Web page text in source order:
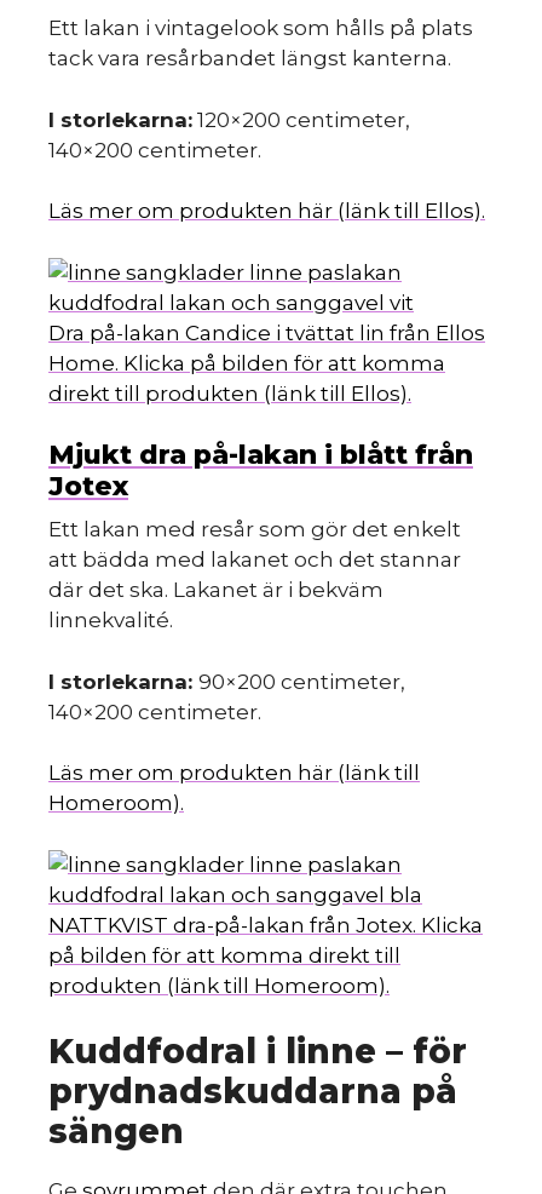
Ett lakan i vintagelook som hålls på plats
tack vara resårbandet längst kanterna.
I storlekarna: 120×200 centimeter,
140×200 centimeter.
Läs mer om produkten här (länk till Ellos).
Dra på-lakan Candice i tvättat lin från Ellos
Home. Klicka på bilden för att komma
direkt till produkten (länk till Ellos).
Mjukt dra på-lakan i blått från
Jotex
Ett lakan med resår som gör det enkelt
att bädda med lakanet och det stannar
där det ska. Lakanet är i bekväm
linnekvalité.
I storlekarna: 90×200 centimeter,
140×200 centimeter.
Läs mer om produkten här (länk till
Homeroom).
NATTKVIST dra-på-lakan från Jotex. Klicka
på bilden för att komma direkt till
produkten (länk till Homeroom).
Kuddfodral i linne – för
prydnadskuddarna på
sängen